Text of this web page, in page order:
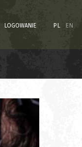
LOGOWANIE PL EN